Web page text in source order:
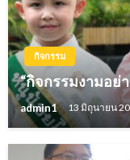
กิจกรรม
“กิจกรรมงามอย่
admin1 13 มิถุนายน